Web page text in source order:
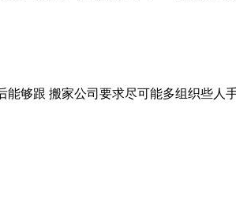
跟 搬家公司要求尽可能多组织些人